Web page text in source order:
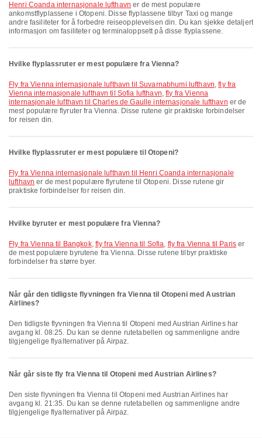
Henri Coanda internasjonale lufthavn er de mest populære
ankomstflyplassene i Otopeni. Disse flyplassene tilbyr Taxi og mange
andre fasiliteter for å forbedre reiseopplevelsen din. Du kan sjekke detaljert
informasjon om fasiliteter og terminaloppsett på disse flyplassene.
Hvilke flyplassruter er mest populære fra Vienna?
fly fra Vienna internasjonale lufthavn til Suvarnabhumi lufthavn,fly fra
Vienna internasjonale lufthavn til Sofia lufthavn,fly fra Vienna
internasjonale lufthavn til Charles de Gaulle internasjonale lufthavn er de
mest populære flyruter fra Vienna. Disse rutene gir praktiske forbindelser
for reisen din.
Hvilke flyplassruter er mest populære til Otopeni?
fly fra Vienna internasjonale lufthavn til Henri Coanda internasjonale
lufthavn er de mest populære flyrutene til Otopeni. Disse rutene gir
praktiske forbindelser for reisen din.
Hvilke byruter er mest populære fra Vienna?
fly fra Vienna til Bangkok, fly fra Vienna til Sofia, fly fra Vienna til Pariser
de mest populære byrutene fra Vienna. Disse rutene tilbyr praktiske
forbindelser fra større byer.
Når går den tidligste flyvningen fra Vienna til Otopeni med Austrian
Airlines?
Den tidligste flyvningen fra Vienna til Otopeni med Austrian Airlines har
avgang kl. 08:25. Du kan se denne rutetabellen og sammenligne andre
tilgjengelige flyalternativer på Airpaz.
Når går siste fly fra Vienna til Otopeni med Austrian Airlines?
Den siste flyvningen fra Vienna til Otopeni med Austrian Airlines har
avgang kl. 21:35. Du kan se denne rutetabellen og sammenligne andre
tilgjengelige flyalternativer på Airpaz.